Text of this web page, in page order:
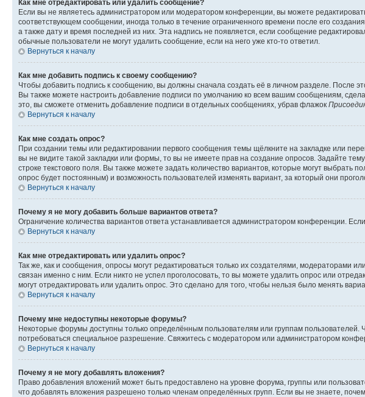
Как мне отредактировать или удалить сообщение?
Если вы не являетесь администратором или модератором конференции, вы можете
соответствующем сообщении, иногда только в течение ограниченного времени после его
а также дату и время последней из них. Эта надпись не появляется, если сообщение
обычные пользователи не могут удалить сообщение, если на него уже кто-то ответил.
Вернуться к началу
Как мне добавить подпись к своему сообщению?
Чтобы добавить подпись к сообщению, вы должны сначала создать её в личном разделе. После
Вы также можете настроить добавление подписи по умолчанию ко всем вашим сообщениям,
это, вы сможете отменить добавление подписи в отдельных сообщениях, убрав флажок
Вернуться к началу
Как мне создать опрос?
При создании темы или редактировании первого сообщения темы щёлкните на закладке или
вы не видите такой закладки или формы, то вы не имеете прав на создание опросов. Задайте
строке текстового поля. Вы также можете задать количество вариантов, которые могут
опрос будет постоянным) и возможность пользователей изменять вариант, за который они
Вернуться к началу
Почему я не могу добавить больше вариантов ответа?
Ограничение количества вариантов ответа устанавливается администратором конференции.
Вернуться к началу
Как мне отредактировать или удалить опрос?
Так же, как и сообщения, опросы могут редактироваться только их создателями, модераторами
связан именно с ним. Если никто не успел проголосовать, то вы можете удалить опрос или
могут отредактировать или удалить опрос. Это сделано для того, чтобы нельзя было менять
Вернуться к началу
Почему мне недоступны некоторые форумы?
Некоторые форумы доступны только определённым пользователям или группам
потребоваться специальное разрешение. Свяжитесь с модератором или администратором
Вернуться к началу
Почему я не могу добавлять вложения?
Право добавления вложений может быть предоставлено на уровне форума, группы или
что добавлять вложения разрешено только членам определённых групп. Если вы не знаете,